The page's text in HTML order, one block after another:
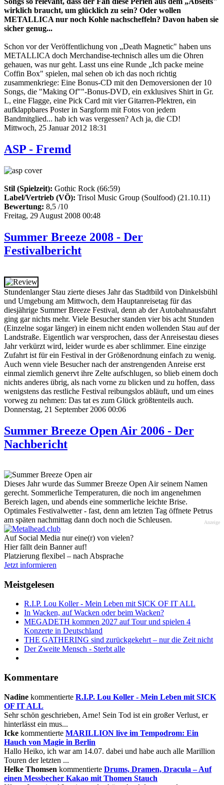
wirklich braucht, um glücklich zu sein? Oder wollen
METALLICA nur noch Kohle nachscheffeln? Davon haben sie
sicher genug...
Schon vor der Veröffentlichung von „Death Magnetic" haben uns
METALLICA doch Merchandise-technisch alles um die Ohren
gehauen, was nur geht. Lasst uns eine Runde „Ich packe meine
Coffin Box" spielen, mal sehen ob ich das noch richtig
zusammenkriege: Eine Bonus-CD mit den Demoversionen der 10
Songs, die "Making Of""-Bonus-DVD, ein exklusives Shirt in Gr.
L, eine Flagge, eine Pick Card mit vier Gitarren-Plektren, ein
aufklappbares Poster in Sargform mit Fotos von jedem
Bandmitglied... hab ich was vergessen? Ach ja, die CD!
Mittwoch, 25 Januar 2012 18:31
ASP - Fremd
Stil (Spielzeit): Gothic Rock (66:59)
Label/Vertrieb (VÖ): Trisol Music Group (Soulfood) (21.10.11)
Bewertung: 8,5 /10
Freitag, 29 August 2008 00:48
Summer Breeze 2008 - Der
Festivalbericht
Stundenlanger Stau zierte dieses Jahr das Stadtbild von Dinkelsbühl
und Umgebung am Mittwoch, dem Hauptanreisetag für das
diesjährige Summer Breeze Festival, denn ab der Autobahnausfahrt
ging gar nichts mehr. Viele Besucher standen vier bis acht Stunden
(Einzelne sogar länger) in einem nicht enden wollenden Stau auf der
Landstraße. Eigentlich war versprochen, dass der Anreisestau dieses
Jahr verkürzt wird, leider wurde es aber schlimmer. Eine einzige
Zufahrt ist für ein Festival in der Größenordnung einfach zu wenig.
Auch wenn viele Besucher nach der anstrengenden Anreise erst
einmal ziemlich genervt ihre Zelte aufschlugen, so blieb einem doch
nichts anderes übrig, als nach vorne zu blicken und zu hoffen, dass
wenigstens das restliche Festival reibungslos abläuft, und um eines
vorweg zu nehmen: Das tat es zum Glück größtenteils auch.
Donnerstag, 21 September 2006 00:06
Summer Breeze Open Air 2006 - Der
Nachbericht
Dieses Jahr wurde das Summer Breeze Open Air seinem Namen
gerecht. Sommerliche Temperaturen, die noch im angenehmen
Bereich lagen, und abends eine sommerliche leichte Brise.
Optimales Festivalwetter - fast, denn am letzten Tag öffnete Petrus
am späten nachmittag dann doch noch die Schleusen.
Anzeige
Auf Social Media nur eine(r) von vielen?
Hier fällt dein Banner auf!
Platzierung flexibel – nach Absprache
Jetzt informieren
Meistgelesen
R.I.P. Lou Koller - Mein Leben mit SICK OF IT ALL
In Wacken, auf Wacken oder beim Wacken?
MEGADETH kommen 2027 auf Tour und spielen 4
Konzerte in Deutschland
THE GATHERING sind zurückgekehrt – nur die Zeit nicht
Der Zweite Mensch - Sterbt alle
Kommentare
Nadine kommentierte R.I.P. Lou Koller - Mein Leben mit SICK
OF IT ALL
Sehr schön geschrieben, Arne! Sein Tod ist ein großer Verlust, er
hinterlässt ein mus...
Icke kommentierte MARILLION live im Tempodrom: Ein
Hauch von Magie in Berlin
Hallo Heiko, ich war am 14.07. dabei und habe auch alle Marillion
Touren der letzten ...
Helke Thomsen kommentierte Drums, Dramen, Dracula – Auf
einen Messbecher Kakao mit Thomen Stauch